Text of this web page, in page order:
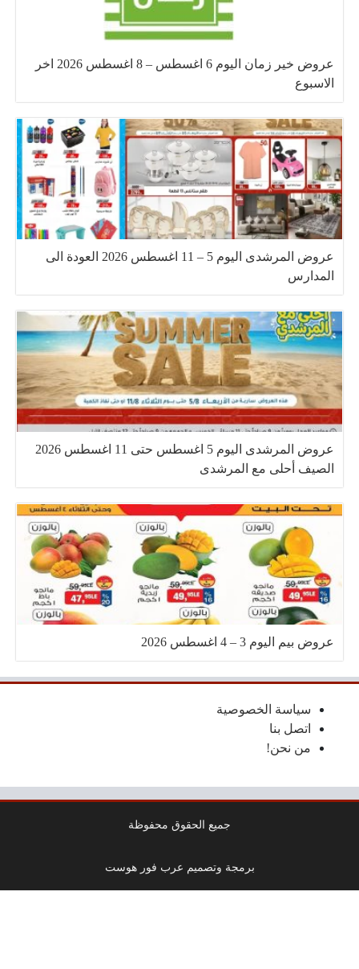
عروض خير زمان اليوم 6 اغسطس – 8 اغسطس 2026 اخر
الاسبوع
عروض المرشدى اليوم 5 – 11 اغسطس 2026 العودة الى
المدارس
عروض المرشدى اليوم 5 اغسطس حتى 11 اغسطس 2026
الصيف أحلى مع المرشدى
عروض بيم اليوم 3 – 4 اغسطس 2026
سياسة الخصوصية
اتصل بنا
من نحن!
جميع الحقوق محفوظة
برمجة وتصميم عرب فور هوست